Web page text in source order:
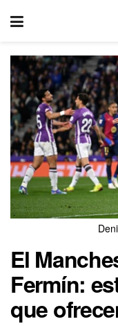
El
Fermín:
que